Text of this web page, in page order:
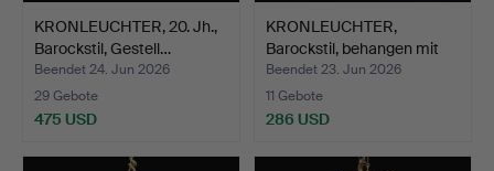
KRONLEUCHTER, 20. Jh.,
Barockstil, Gestell…
Beendet 24. Jun 2026
29 Gebote
475 USD
KRONLEUCHTER,
Barockstil, behangen mit
gro…
Beendet 23. Jun 2026
11 Gebote
286 USD